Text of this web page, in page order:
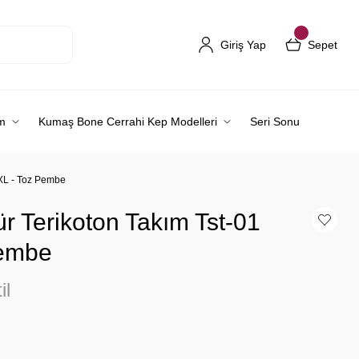
Giriş Yap Sepet
Kumaş Bone Cerrahi Kep Modelleri Seri Sonu
- Toz Pembe
Terikoton Takım Tst-01